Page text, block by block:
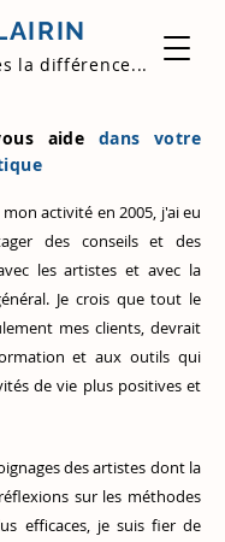
la différence...
aide dans votre
activité en 2005, j'ai eu
des conseils et des
les artistes et avec la
Je crois que tout le
mes clients, devrait
et aux outils qui
de vie plus positives et
des artistes dont la
sur les méthodes
efficaces, je suis fier de